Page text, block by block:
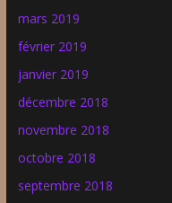
mars 2019
février 2019
janvier 2019
décembre 2018
novembre 2018
octobre 2018
septembre 2018